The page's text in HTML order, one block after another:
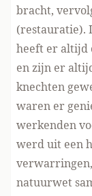
bracht,
(restauratie).
heeft er altijd
en zijn er
knechten
waren er
werkenden
werd uit een
natuurwet